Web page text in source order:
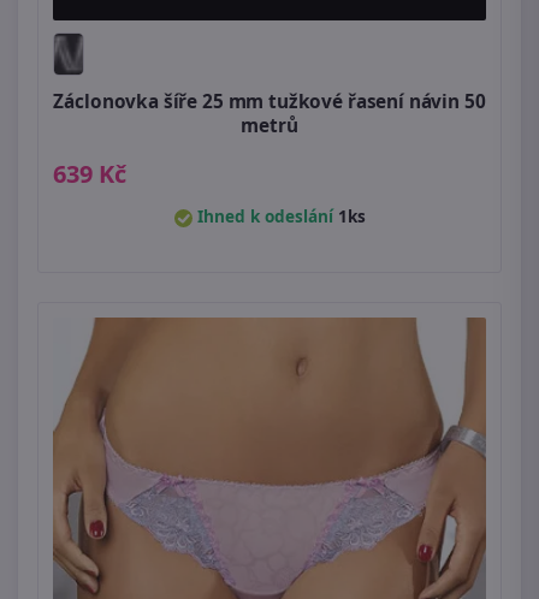
Záclonovka šíře 25 mm tužkové řasení návin 50
metrů
639 Kč
Ihned k odeslání 1ks